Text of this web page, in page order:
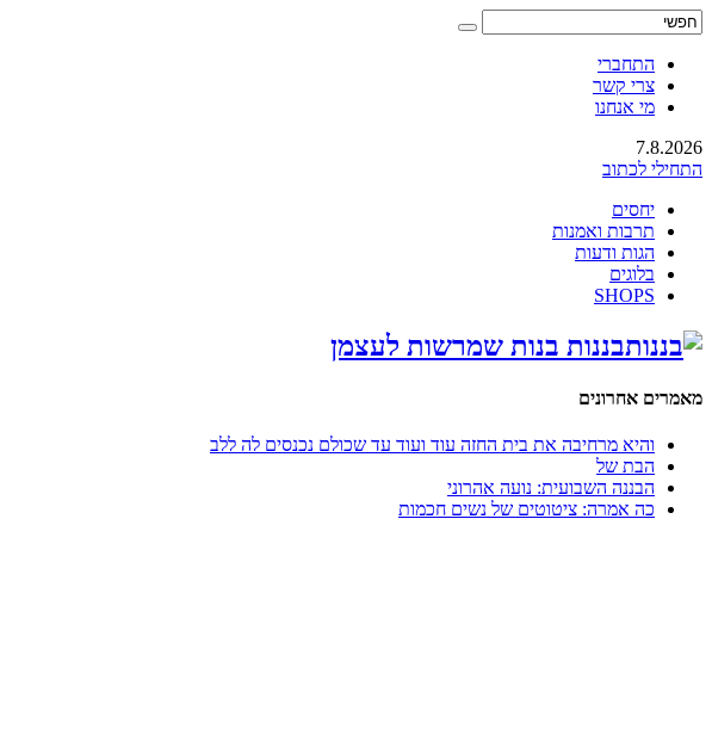
התחברי
צרי קשר
מי אנחנו
7.8.2026
התחילי לכתוב
יחסים
תרבות ואמנות
הגות ודעות
בלוגים
SHOPS
בננות בנות שמרשות לעצמן
מאמרים אחרונים
והיא מרחיבה את בית החזה עוד ועוד עד שכולם נכנסים לה ללב
הבת של
הבננה השבועית: נועה אהרוני
כה אמרה: ציטוטים של נשים חכמות